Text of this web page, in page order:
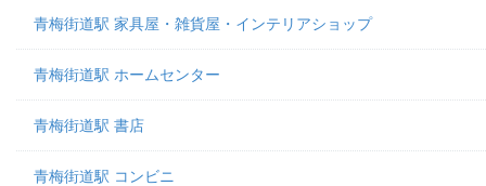
青梅街道駅 家具屋・雑貨屋・インテリアショップ
青梅街道駅 ホームセンター
青梅街道駅 書店
青梅街道駅 コンビニ